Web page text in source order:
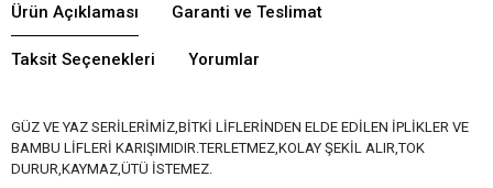
Ürün Açıklaması Garanti ve Teslimat
Taksit Seçenekleri Yorumlar
GÜZ VE YAZ SERİLERİMİZ,BİTKİ LİFLERİNDEN ELDE EDİLEN İPLİKLER VE
BAMBU LİFLERİ KARIŞIMIDIR.TERLETMEZ,KOLAY ŞEKİL ALIR,TOK
DURUR,KAYMAZ,ÜTÜ İSTEMEZ.